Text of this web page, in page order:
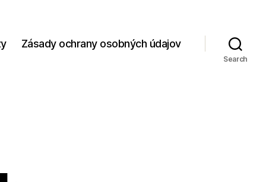
Zásady ochrany osobných údajov
Search